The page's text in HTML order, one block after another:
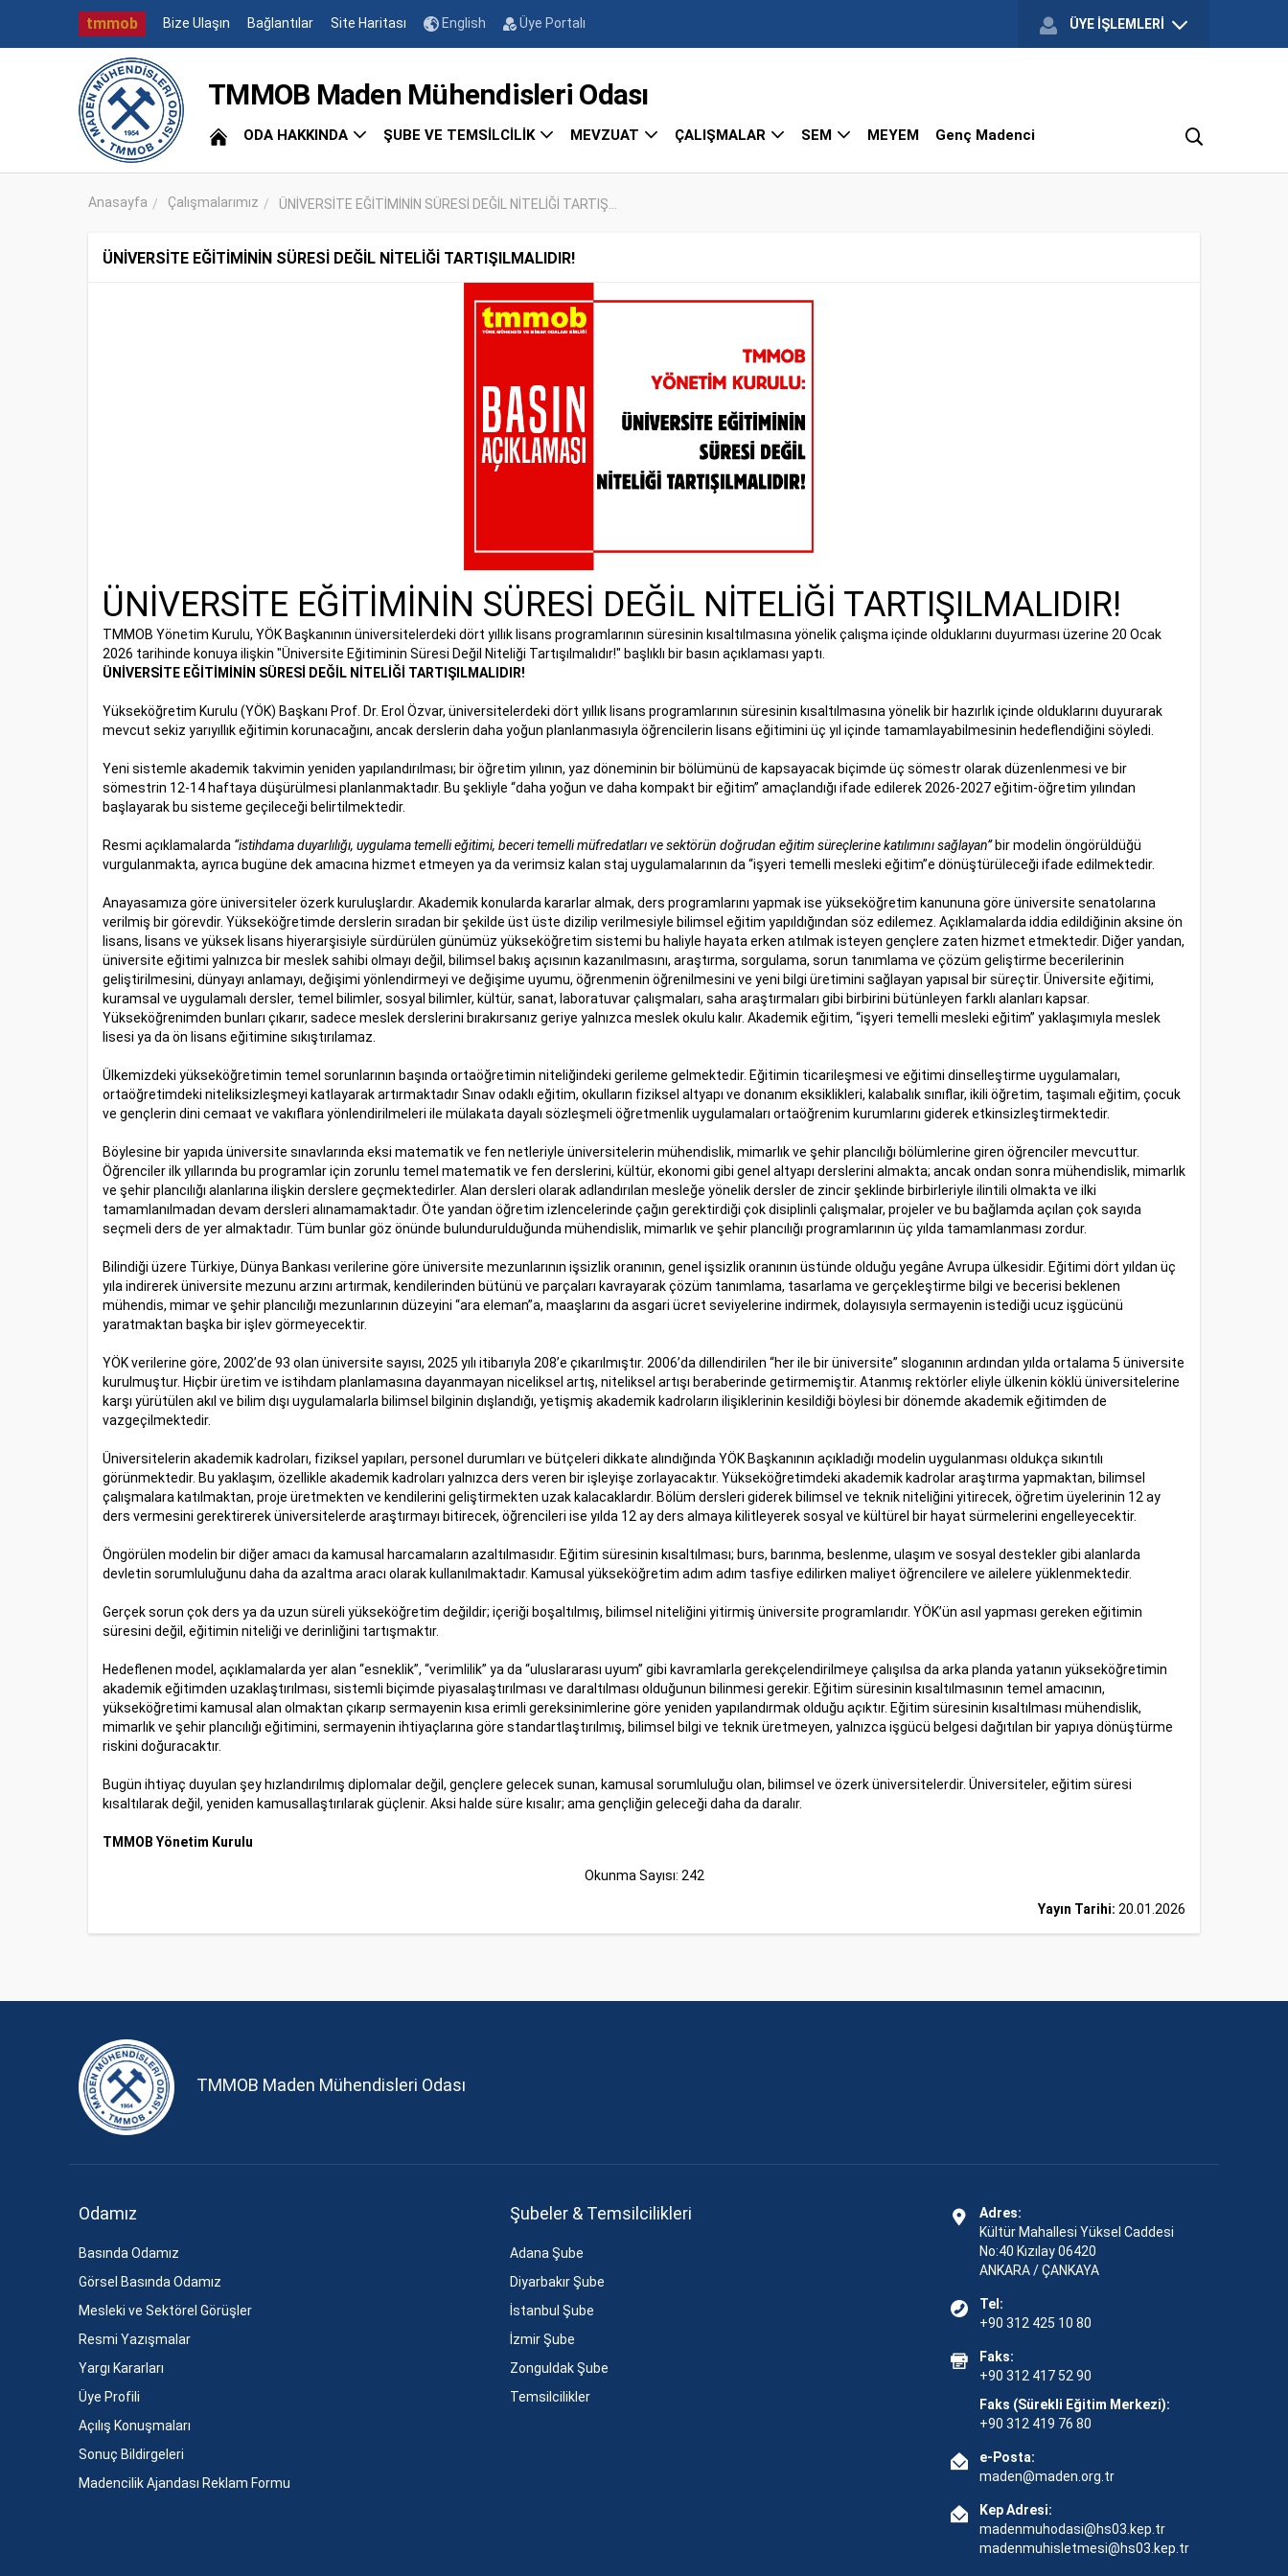
tmmob Bize Ulaşın Bağlantılar Site Haritası English Üye Portalı ÜYE İŞLEMLERİ
TMMOB Maden Mühendisleri Odası
ODA HAKKINDA ŞUBE VE TEMSİLCİLİK MEVZUAT ÇALIŞMALAR SEM MEYEM Genç Madenci
Anasayfa Çalışmalarımız ÜNİVERSİTE EĞİTİMİNİN SÜRESİ DEĞİL NİTELİĞİ TARTIŞ...
ÜNİVERSİTE EĞİTİMİNİN SÜRESİ DEĞİL NİTELİĞİ TARTIŞILMALIDIR!
ÜNİVERSİTE EĞİTİMİNİN SÜRESİ DEĞİL NİTELİĞİ TARTIŞILMALIDIR!
TMMOB Yönetim Kurulu, YÖK Başkanının üniversitelerdeki dört yıllık lisans programlarının süresinin kısaltılmasına yönelik çalışma içinde olduklarını duyurması üzerine 20 Ocak
2026 tarihinde konuya ilişkin "Üniversite Eğitiminin Süresi Değil Niteliği Tartışılmalıdır!" başlıklı bir basın açıklaması yaptı.
ÜNİVERSİTE EĞİTİMİNİN SÜRESİ DEĞİL NİTELİĞİ TARTIŞILMALIDIR!
Yükseköğretim Kurulu (YÖK) Başkanı Prof. Dr. Erol Özvar, üniversitelerdeki dört yıllık lisans programlarının süresinin kısaltılmasına yönelik bir hazırlık içinde olduklarını duyurarak
mevcut sekiz yarıyıllık eğitimin korunacağını, ancak derslerin daha yoğun planlanmasıyla öğrencilerin lisans eğitimini üç yıl içinde tamamlayabilmesinin hedeflendiğini söyledi.
Yeni sistemle akademik takvimin yeniden yapılandırılması; bir öğretim yılının, yaz döneminin bir bölümünü de kapsayacak biçimde üç sömestr olarak düzenlenmesi ve bir
sömestrin 12-14 haftaya düşürülmesi planlanmaktadır. Bu şekliyle “daha yoğun ve daha kompakt bir eğitim” amaçlandığı ifade edilerek 2026-2027 eğitim-öğretim yılından
başlayarak bu sisteme geçileceği belirtilmektedir.
Resmi açıklamalarda “istihdama duyarlılığı, uygulama temelli eğitimi, beceri temelli müfredatları ve sektörün doğrudan eğitim süreçlerine katılımını sağlayan” bir modelin öngörüldüğü
vurgulanmakta, ayrıca bugüne dek amacına hizmet etmeyen ya da verimsiz kalan staj uygulamalarının da “işyeri temelli mesleki eğitim”e dönüştürüleceği ifade edilmektedir.
Anayasamıza göre üniversiteler özerk kuruluşlardır. Akademik konularda kararlar almak, ders programlarını yapmak ise yükseköğretim kanununa göre üniversite senatolarına
verilmiş bir görevdir. Yükseköğretimde derslerin sıradan bir şekilde üst üste dizilip verilmesiyle bilimsel eğitim yapıldığından söz edilemez. Açıklamalarda iddia edildiğinin aksine ön
lisans, lisans ve yüksek lisans hiyerarşisiyle sürdürülen günümüz yükseköğretim sistemi bu haliyle hayata erken atılmak isteyen gençlere zaten hizmet etmektedir. Diğer yandan,
üniversite eğitimi yalnızca bir meslek sahibi olmayı değil, bilimsel bakış açısının kazanılmasını, araştırma, sorgulama, sorun tanımlama ve çözüm geliştirme becerilerinin
geliştirilmesini, dünyayı anlamayı, değişimi yönlendirmeyi ve değişime uyumu, öğrenmenin öğrenilmesini ve yeni bilgi üretimini sağlayan yapısal bir süreçtir. Üniversite eğitimi,
kuramsal ve uygulamalı dersler, temel bilimler, sosyal bilimler, kültür, sanat, laboratuvar çalışmaları, saha araştırmaları gibi birbirini bütünleyen farklı alanları kapsar.
Yükseköğrenimden bunları çıkarır, sadece meslek derslerini bırakırsanız geriye yalnızca meslek okulu kalır. Akademik eğitim, “işyeri temelli mesleki eğitim” yaklaşımıyla meslek
lisesi ya da ön lisans eğitimine sıkıştırılamaz.
Ülkemizdeki yükseköğretimin temel sorunlarının başında ortaöğretimin niteliğindeki gerileme gelmektedir. Eğitimin ticarileşmesi ve eğitimi dinselleştirme uygulamaları,
ortaöğretimdeki niteliksizleşmeyi katlayarak artırmaktadır Sınav odaklı eğitim, okulların fiziksel altyapı ve donanım eksiklikleri, kalabalık sınıflar, ikili öğretim, taşımalı eğitim, çocuk
ve gençlerin dini cemaat ve vakıflara yönlendirilmeleri ile mülakata dayalı sözleşmeli öğretmenlik uygulamaları ortaöğrenim kurumlarını giderek etkinsizleştirmektedir.
Böylesine bir yapıda üniversite sınavlarında eksi matematik ve fen netleriyle üniversitelerin mühendislik, mimarlık ve şehir plancılığı bölümlerine giren öğrenciler mevcuttur.
Öğrenciler ilk yıllarında bu programlar için zorunlu temel matematik ve fen derslerini, kültür, ekonomi gibi genel altyapı derslerini almakta; ancak ondan sonra mühendislik, mimarlık
ve şehir plancılığı alanlarına ilişkin derslere geçmektedirler. Alan dersleri olarak adlandırılan mesleğe yönelik dersler de zincir şeklinde birbirleriyle ilintili olmakta ve ilki
tamamlanılmadan devam dersleri alınamamaktadır. Öte yandan öğretim izlencelerinde çağın gerektirdiği çok disiplinli çalışmalar, projeler ve bu bağlamda açılan çok sayıda
seçmeli ders de yer almaktadır. Tüm bunlar göz önünde bulundurulduğunda mühendislik, mimarlık ve şehir plancılığı programlarının üç yılda tamamlanması zordur.
Bilindiği üzere Türkiye, Dünya Bankası verilerine göre üniversite mezunlarının işsizlik oranının, genel işsizlik oranının üstünde olduğu yegâne Avrupa ülkesidir. Eğitimi dört yıldan üç
yıla indirerek üniversite mezunu arzını artırmak, kendilerinden bütünü ve parçaları kavrayarak çözüm tanımlama, tasarlama ve gerçekleştirme bilgi ve becerisi beklenen
mühendis, mimar ve şehir plancılığı mezunlarının düzeyini “ara eleman”a, maaşlarını da asgari ücret seviyelerine indirmek, dolayısıyla sermayenin istediği ucuz işgücünü
yaratmaktan başka bir işlev görmeyecektir.
YÖK verilerine göre, 2002’de 93 olan üniversite sayısı, 2025 yılı itibarıyla 208’e çıkarılmıştır. 2006’da dillendirilen “her ile bir üniversite” sloganının ardından yılda ortalama 5 üniversite
kurulmuştur. Hiçbir üretim ve istihdam planlamasına dayanmayan niceliksel artış, niteliksel artışı beraberinde getirmemiştir. Atanmış rektörler eliyle ülkenin köklü üniversitelerine
karşı yürütülen akıl ve bilim dışı uygulamalarla bilimsel bilginin dışlandığı, yetişmiş akademik kadroların ilişiklerinin kesildiği böylesi bir dönemde akademik eğitimden de
vazgeçilmektedir.
Üniversitelerin akademik kadroları, fiziksel yapıları, personel durumları ve bütçeleri dikkate alındığında YÖK Başkanının açıkladığı modelin uygulanması oldukça sıkıntılı
görünmektedir. Bu yaklaşım, özellikle akademik kadroları yalnızca ders veren bir işleyişe zorlayacaktır. Yükseköğretimdeki akademik kadrolar araştırma yapmaktan, bilimsel
çalışmalara katılmaktan, proje üretmekten ve kendilerini geliştirmekten uzak kalacaklardır. Bölüm dersleri giderek bilimsel ve teknik niteliğini yitirecek, öğretim üyelerinin 12 ay
ders vermesini gerektirerek üniversitelerde araştırmayı bitirecek, öğrencileri ise yılda 12 ay ders almaya kilitleyerek sosyal ve kültürel bir hayat sürmelerini engelleyecektir.
Öngörülen modelin bir diğer amacı da kamusal harcamaların azaltılmasıdır. Eğitim süresinin kısaltılması; burs, barınma, beslenme, ulaşım ve sosyal destekler gibi alanlarda
devletin sorumluluğunu daha da azaltma aracı olarak kullanılmaktadır. Kamusal yükseköğretim adım adım tasfiye edilirken maliyet öğrencilere ve ailelere yüklenmektedir.
Gerçek sorun çok ders ya da uzun süreli yükseköğretim değildir; içeriği boşaltılmış, bilimsel niteliğini yitirmiş üniversite programlarıdır. YÖK’ün asıl yapması gereken eğitimin
süresini değil, eğitimin niteliği ve derinliğini tartışmaktır.
Hedeflenen model, açıklamalarda yer alan “esneklik”, “verimlilik” ya da “uluslararası uyum” gibi kavramlarla gerekçelendirilmeye çalışılsa da arka planda yatanın yükseköğretimin
akademik eğitimden uzaklaştırılması, sistemli biçimde piyasalaştırılması ve daraltılması olduğunun bilinmesi gerekir. Eğitim süresinin kısaltılmasının temel amacının,
yükseköğretimi kamusal alan olmaktan çıkarıp sermayenin kısa erimli gereksinimlerine göre yeniden yapılandırmak olduğu açıktır. Eğitim süresinin kısaltılması mühendislik,
mimarlık ve şehir plancılığı eğitimini, sermayenin ihtiyaçlarına göre standartlaştırılmış, bilimsel bilgi ve teknik üretmeyen, yalnızca işgücü belgesi dağıtılan bir yapıya dönüştürme
riskini doğuracaktır.
Bugün ihtiyaç duyulan şey hızlandırılmış diplomalar değil, gençlere gelecek sunan, kamusal sorumluluğu olan, bilimsel ve özerk üniversitelerdir. Üniversiteler, eğitim süresi
kısaltılarak değil, yeniden kamusallaştırılarak güçlenir. Aksi halde süre kısalır; ama gençliğin geleceği daha da daralır.
TMMOB Yönetim Kurulu
Okunma Sayısı: 242
Yayın Tarihi: 20.01.2026
TMMOB Maden Mühendisleri Odası
Odamız
Basında Odamız
Görsel Basında Odamız
Mesleki ve Sektörel Görüşler
Resmi Yazışmalar
Yargı Kararları
Üye Profili
Açılış Konuşmaları
Sonuç Bildirgeleri
Madencilik Ajandası Reklam Formu
Şubeler & Temsilcilikleri
Adana Şube
Diyarbakır Şube
İstanbul Şube
İzmir Şube
Zonguldak Şube
Temsilcilikler
Adres:
Kültür Mahallesi Yüksel Caddesi
No:40 Kızılay 06420
ANKARA / ÇANKAYA
Tel:
+90 312 425 10 80
Faks:
+90 312 417 52 90
Faks (Sürekli Eğitim Merkezi):
+90 312 419 76 80
e-Posta:
maden@maden.org.tr
Kep Adresi:
madenmuhodasi@hs03.kep.tr
madenmuhisletmesi@hs03.kep.tr